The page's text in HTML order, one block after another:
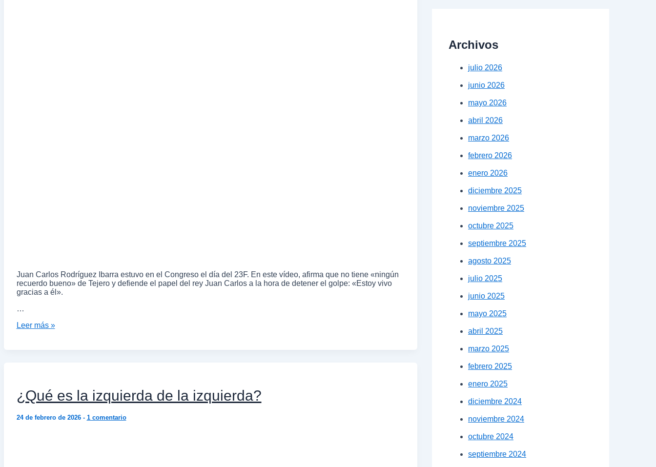
Juan Carlos Rodríguez Ibarra estuvo en el Congreso el día del 23F. En este vídeo, afirma que no tiene «ningún
recuerdo bueno» de Tejero y defiende el papel del rey Juan Carlos a la hora de detener el golpe: «Estoy vivo
gracias a él».
…
Leer más »
¿Qué es la izquierda de la izquierda?
24 de febrero de 2026 - 1 comentario
Archivos
julio 2026
junio 2026
mayo 2026
abril 2026
marzo 2026
febrero 2026
enero 2026
diciembre 2025
noviembre 2025
octubre 2025
septiembre 2025
agosto 2025
julio 2025
junio 2025
mayo 2025
abril 2025
marzo 2025
febrero 2025
enero 2025
diciembre 2024
noviembre 2024
octubre 2024
septiembre 2024